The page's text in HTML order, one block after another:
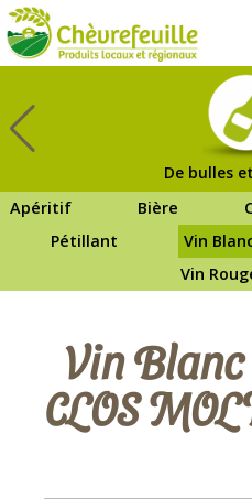
De bulles
Apéritif
Bière
Pétillant
Vin
Vin
Vin
CLOS